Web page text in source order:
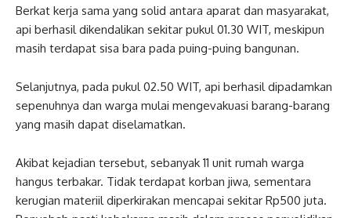
Berkat kerja sama yang solid antara aparat dan masyarakat,
api berhasil dikendalikan sekitar pukul 01.30 WIT, meskipun
masih terdapat sisa bara pada puing-puing bangunan.
Selanjutnya, pada pukul 02.50 WIT, api berhasil dipadamkan
sepenuhnya dan warga mulai mengevakuasi barang-barang
yang masih dapat diselamatkan.
Akibat kejadian tersebut, sebanyak 11 unit rumah warga
hangus terbakar. Tidak terdapat korban jiwa, sementara
kerugian materiil diperkirakan mencapai sekitar Rp500 juta.